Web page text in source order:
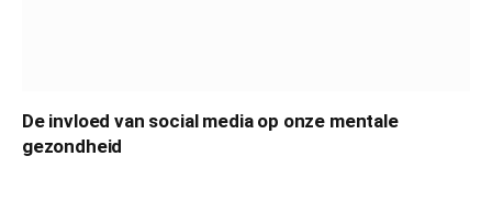
De invloed van social media op onze mentale
gezondheid